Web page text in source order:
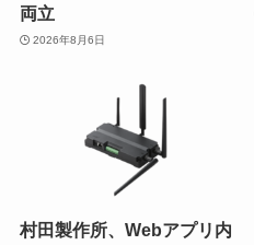
両立
2026年8月6日
村田製作所、Webアプリ内